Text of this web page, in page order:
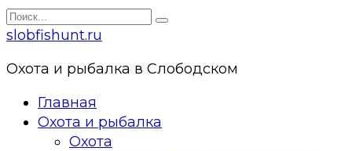
Перейти
к
Search
for:
slobfishunt.ru
Охота и рыбалка в Слободском
Главная
Охота и рыбалка
Охота